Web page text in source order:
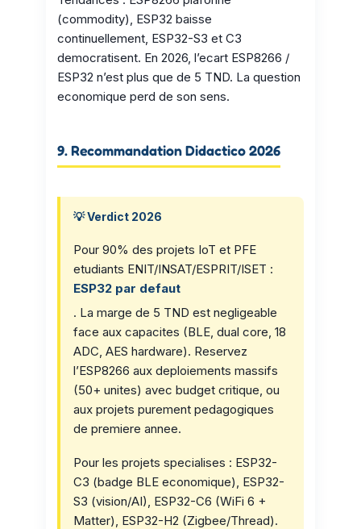
(commodity), ESP32 baisse
continuellement, ESP32-S3 et C3
democratisent. En 2026, l’ecart ESP8266 /
ESP32 n’est plus que de 5 TND. La question
economique perd de son sens.
9. Recommandation Didactico 2026
💡 Verdict 2026
Pour 90% des projets IoT et PFE
etudiants ENIT/INSAT/ESPRIT/ISET :
ESP32 par defaut
. La marge de 5 TND est negligeable
face aux capacites (BLE, dual core, 18
ADC, AES hardware). Reservez
l’ESP8266 aux deploiements massifs
(50+ unites) avec budget critique, ou
aux projets purement pedagogiques
de premiere annee.
Pour les projets specialises : ESP32-
C3 (badge BLE economique), ESP32-
S3 (vision/AI), ESP32-C6 (WiFi 6 +
Matter), ESP32-H2 (Zigbee/Thread).